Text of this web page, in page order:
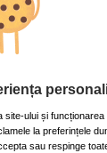
ului și
la preferințele
sau respinge